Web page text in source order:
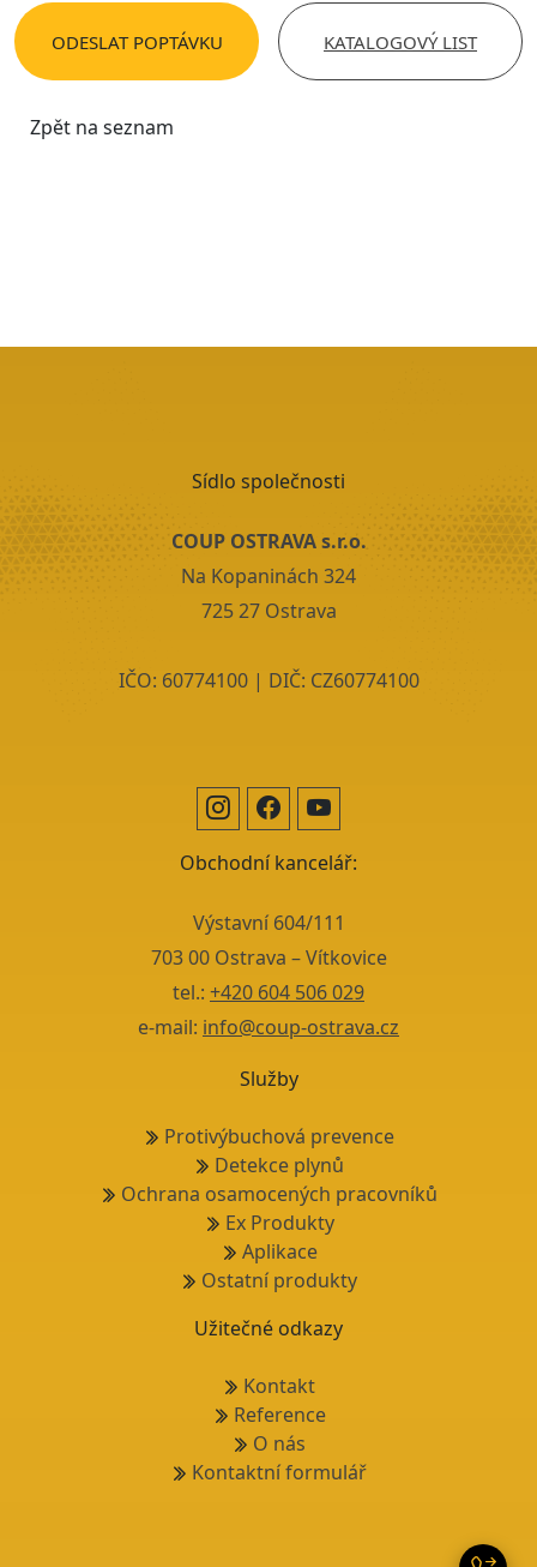
ODESLAT POPTÁVKU KATALOGOVÝ LIST
Sídlo společnosti
COUP OSTRAVA s.r.o.
Na Kopaninách 324
725 27 Ostrava
IČO: 60774100 | DIČ: CZ60774100
Obchodní kancelář:
Výstavní 604/111
703 00 Ostrava – Vítkovice
tel.: +420 604 506 029
e-mail: info@coup-ostrava.cz
Služby
Protivýbuchová prevence
Detekce plynů
Ochrana osamocených pracovníků
Ex Produkty
Aplikace
Ostatní produkty
Užitečné odkazy
Kontakt
Reference
O nás
Kontaktní formulář